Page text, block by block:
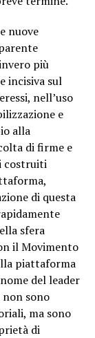
nuove
più
incisiva sul
nell’uso
e
alla
di firme e
costruiti
di questa
sfera
il Movimento
piattaforma
del leader
sono
ma sono
di